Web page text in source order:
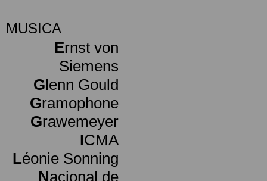
MUSICA
Ernst von
Siemens
Glenn Gould
Gramophone
Grawemeyer
ICMA
Léonie Sonning
Nacional de